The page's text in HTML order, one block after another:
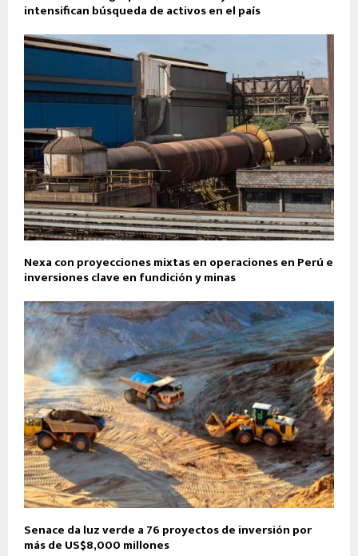
intensifican búsqueda de activos en el país
Nexa con proyecciones mixtas en operaciones en Perú e
inversiones clave en fundición y minas
Senace da luz verde a 76 proyectos de inversión por
más de US$8,000 millones